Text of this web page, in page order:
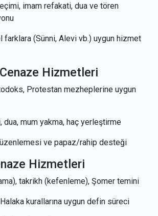
imam refakati, dua ve tören
farklara (Sünni, Alevi vb.) uygun hizmet
Hizmetleri
Protestan mezheplerine uygun
dua, mum yakma, haç yerleştirme
ve papaz/rahip desteği
Hizmetleri
takrikh (kefenleme), Şomer temini
kurallarına uygun defin süreci